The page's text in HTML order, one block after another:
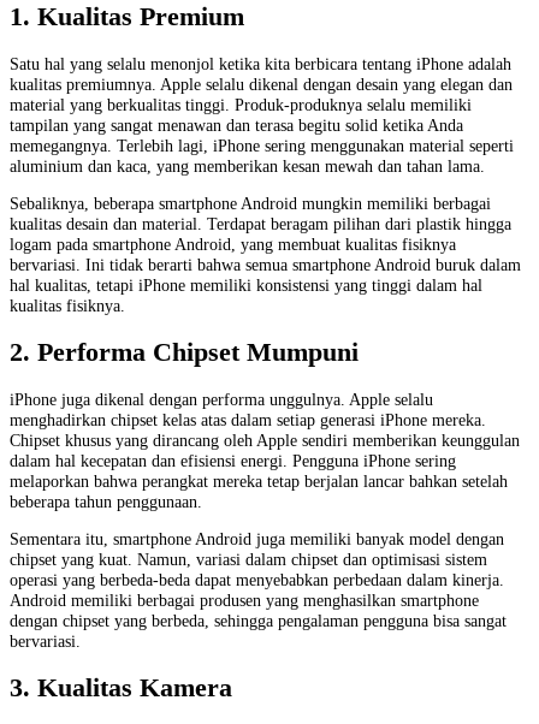
1. Kualitas Premium
Satu hal yang selalu menonjol ketika kita berbicara tentang iPhone adalah
kualitas premiumnya. Apple selalu dikenal dengan desain yang elegan dan
material yang berkualitas tinggi. Produk-produknya selalu memiliki
tampilan yang sangat menawan dan terasa begitu solid ketika Anda
memegangnya. Terlebih lagi, iPhone sering menggunakan material seperti
aluminium dan kaca, yang memberikan kesan mewah dan tahan lama.
Sebaliknya, beberapa smartphone Android mungkin memiliki berbagai
kualitas desain dan material. Terdapat beragam pilihan dari plastik hingga
logam pada smartphone Android, yang membuat kualitas fisiknya
bervariasi. Ini tidak berarti bahwa semua smartphone Android buruk dalam
hal kualitas, tetapi iPhone memiliki konsistensi yang tinggi dalam hal
kualitas fisiknya.
2. Performa Chipset Mumpuni
iPhone juga dikenal dengan performa unggulnya. Apple selalu
menghadirkan chipset kelas atas dalam setiap generasi iPhone mereka.
Chipset khusus yang dirancang oleh Apple sendiri memberikan keunggulan
dalam hal kecepatan dan efisiensi energi. Pengguna iPhone sering
melaporkan bahwa perangkat mereka tetap berjalan lancar bahkan setelah
beberapa tahun penggunaan.
Sementara itu, smartphone Android juga memiliki banyak model dengan
chipset yang kuat. Namun, variasi dalam chipset dan optimisasi sistem
operasi yang berbeda-beda dapat menyebabkan perbedaan dalam kinerja.
Android memiliki berbagai produsen yang menghasilkan smartphone
dengan chipset yang berbeda, sehingga pengalaman pengguna bisa sangat
bervariasi.
3. Kualitas Kamera